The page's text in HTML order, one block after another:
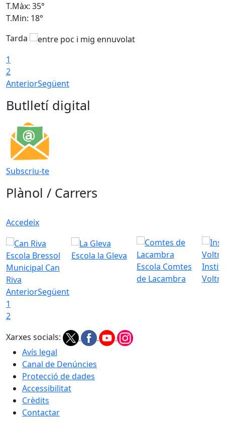
T.Màx: 35°
T.Min: 18°
Tarda
1
2
AnteriorSegüent
Butlletí digital
Subscriu-te
Plànol / Carrers
Accedeix
Escola Bressol
Municipal Can
Riva
Escola la Gleva
Escola Comtes
de Lacambra
AnteriorSegüent
1
2
Xarxes socials:
Avís legal
Canal de Denúncies
Protecció de dades
Accessibilitat
Crèdits
Contactar